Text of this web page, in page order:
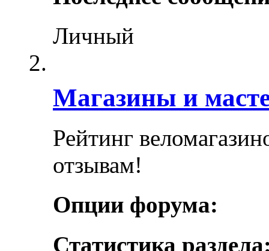
Личный
Магазины и
Рейтинг
отзывам!
Опции форума:
Статистика